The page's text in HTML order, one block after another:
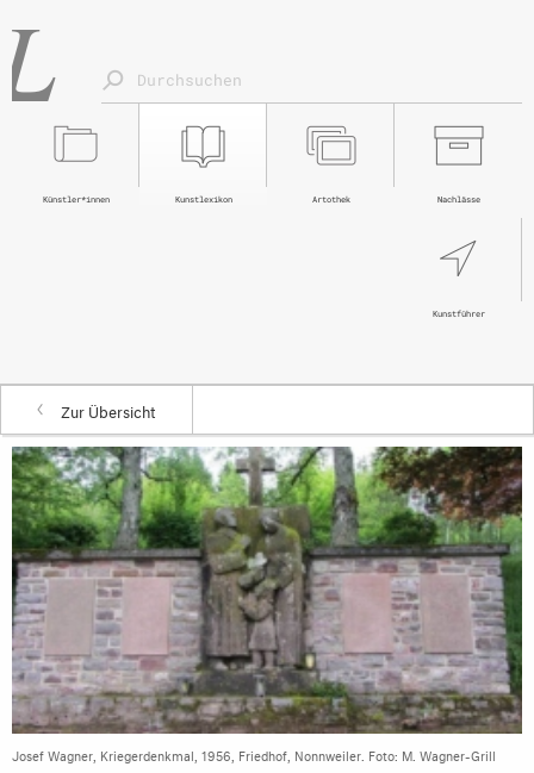
Nachlässe
Artothek
Kunstlexikon
Künstler*innen
Kunstführer
Zur Übersicht
Josef Wagner, Kriegerdenkmal, 1956, Friedhof, Nonnweiler. Foto: M. Wagner-Grill